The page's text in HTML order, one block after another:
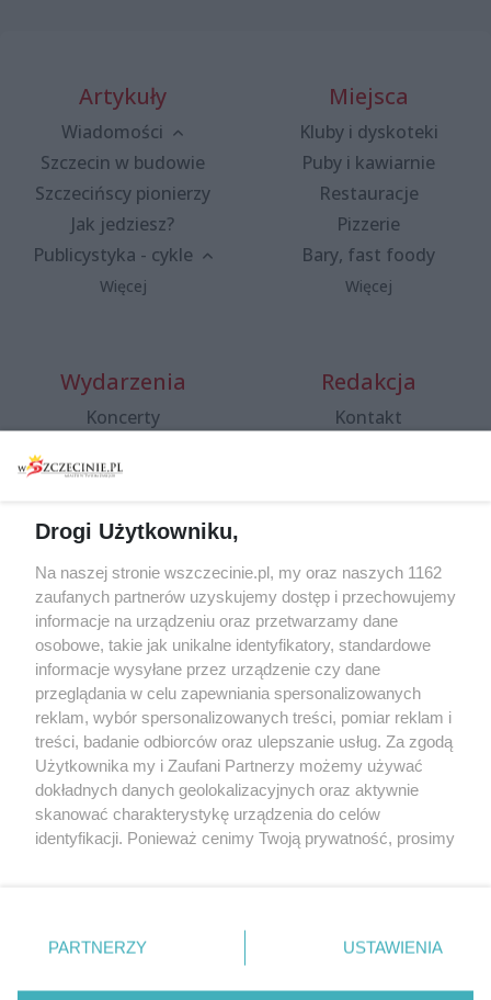
Artykuły
Wiadomości
Szczecin w budowie
Szczecińscy pionierzy
Jak jedziesz?
Publicystyka - cykle
Więcej
Miejsca
Kluby i dyskoteki
Puby i kawiarnie
Restauracje
Pizzerie
Bary, fast foody
Więcej
Wydarzenia
Koncerty
Spacery i oprowadzania
targi
Wernisaże
Więcej
Redakcja
Kontakt
Specjalny koncert z okazji
20. urodzin portalu
wSzczecinie.pl
Regulamin konkursów
śniadaniówka "Hej
Szczecin! Jest piątek!"
Partnerzy
Praca Szczecin
© 2026 wSzczecinie.pl
Drogi Użytkowniku,
Na naszej stronie wszczecinie.pl, my oraz naszych 1162
zaufanych partnerów uzyskujemy dostęp i przechowujemy
informacje na urządzeniu oraz przetwarzamy dane
osobowe, takie jak unikalne identyfikatory, standardowe
informacje wysyłane przez urządzenie czy dane
przeglądania w celu zapewniania spersonalizowanych
reklam, wybór spersonalizowanych treści, pomiar reklam i
treści, badanie odbiorców oraz ulepszanie usług. Za zgodą
Użytkownika my i Zaufani Partnerzy możemy używać
dokładnych danych geolokalizacyjnych oraz aktywnie
skanować charakterystykę urządzenia do celów
identyfikacji. Ponieważ cenimy Twoją prywatność, prosimy
prywatności znajdujący się w lewym dolnym rogu strony
. Niektóre rodzaje przetwarzania danych nie wymagają
PARTNERZY USTAWIENIA